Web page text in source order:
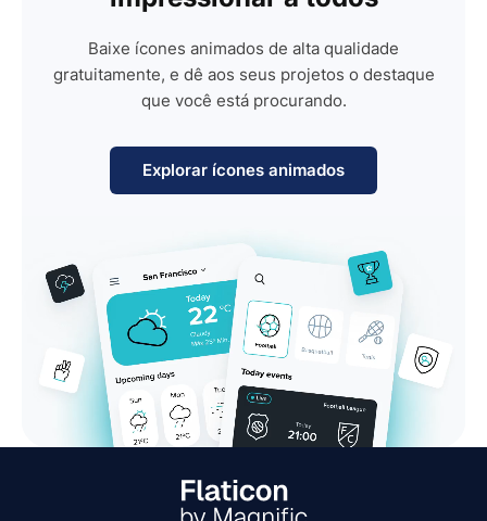
Baixe ícones animados de alta qualidade
gratuitamente, e dê aos seus projetos o destaque
que você está procurando.
Explorar ícones animados